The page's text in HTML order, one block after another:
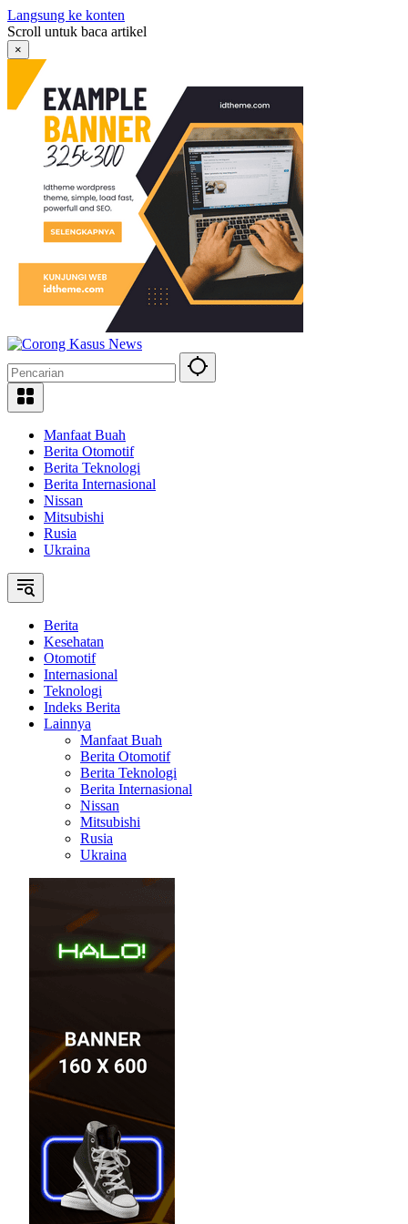
Langsung ke konten
Scroll untuk baca artikel
×
Manfaat Buah
Berita Otomotif
Berita Teknologi
Berita Internasional
Nissan
Mitsubishi
Rusia
Ukraina
Berita
Kesehatan
Otomotif
Internasional
Teknologi
Indeks Berita
Lainnya
Manfaat Buah
Berita Otomotif
Berita Teknologi
Berita Internasional
Nissan
Mitsubishi
Rusia
Ukraina